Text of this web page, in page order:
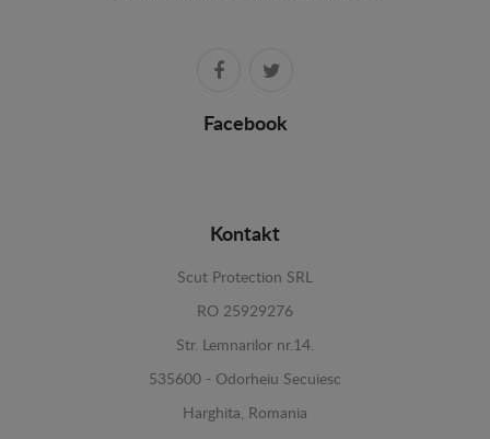
Facebook
Kontakt
Scut Protection SRL
RO 25929276
Str. Lemnarilor nr.14.
535600 - Odorheiu Secuiesc
Harghita, Romania